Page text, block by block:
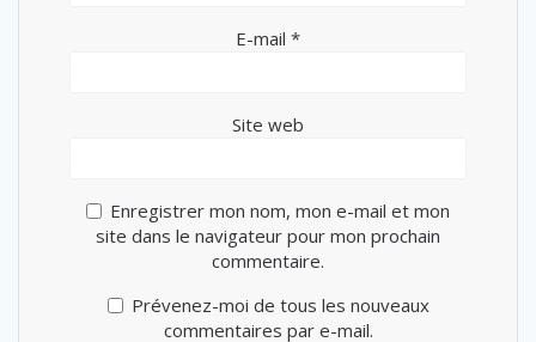
E-mail *
Site web
Enregistrer mon nom, mon e-mail et mon
site dans le navigateur pour mon prochain
commentaire.
Prévenez-moi de tous les nouveaux
commentaires par e-mail.